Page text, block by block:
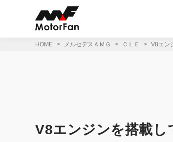
HOME メルセデスＡＭＧ ＣＬＥ V8エン
V8エンジンを搭載